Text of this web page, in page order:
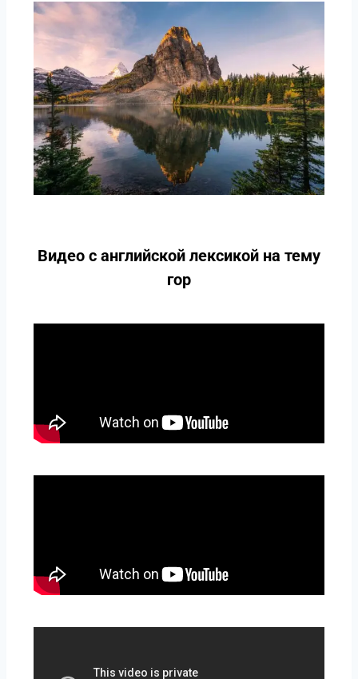
Видео с английской лексикой на тему
гор